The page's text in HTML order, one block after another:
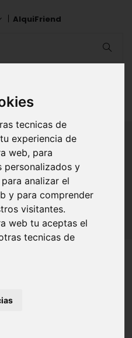
tecnicas de
experiencia de
web, para
personalizados y
analizar el
y para comprender
visitantes.
web tu aceptas el
tecnicas de
AlquiFriend
AMIGO
Ivan Marsal